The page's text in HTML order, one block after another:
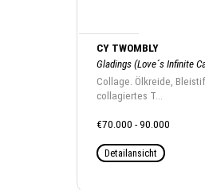
CY TWOMBLY
Gladings (Love´s Infinite
Collage. Ölkreide,
collagiertes T...
€70.000 - 90.000
Detailansicht